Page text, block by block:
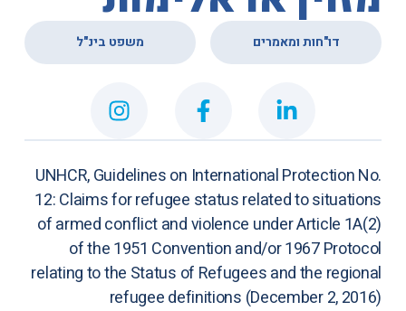
דו"חות ומאמרים משפט בינ"ל
UNHCR,Guidelines on International Protection No.
12: Claims for refugee status related to situations
of armed conflict and violence under Article 1A(2)
of the 1951 Convention and/or 1967 Protocol
relating to the Status of Refugees and the regional
refugee definitions (December 2, 2016)